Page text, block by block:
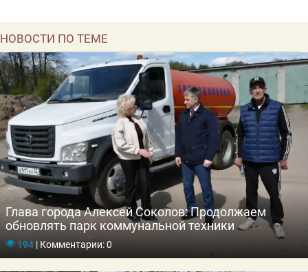
НОВОСТИ ПО ТЕМЕ
Глава города Алексей Соколов: Продолжаем
обновлять парк коммунальной техники
194 |Комментарии: 0